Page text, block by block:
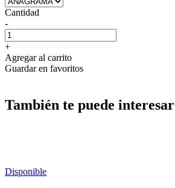
Cantidad
-
+
Agregar al carrito
Guardar en favoritos
También te puede interesar
Disponible